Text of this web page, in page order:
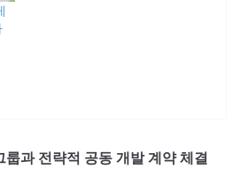
과 전략적 공동 개발 계약 체결